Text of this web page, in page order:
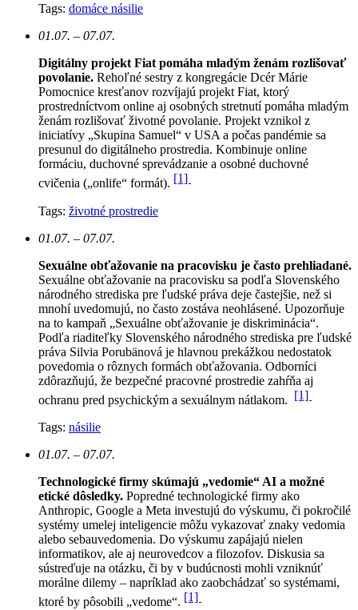
Tags: domáce násilie
01.07. – 07.07.
Digitálny projekt Fiat pomáha mladým ženám rozlišovať
povolanie. Rehoľné sestry z kongregácie Dcér Márie
Pomocnice kresťanov rozvíjajú projekt Fiat, ktorý
prostredníctvom online aj osobných stretnutí pomáha mladým
ženám rozlišovať životné povolanie. Projekt vznikol z
iniciatívy „Skupina Samuel“ v USA a počas pandémie sa
presunul do digitálneho prostredia. Kombinuje online
formáciu, duchovné sprevádzanie a osobné duchovné
cvičenia („onlife“ formát). [1]
Tags: životné prostredie
01.07. – 07.07.
Sexuálne obťažovanie na pracovisku je často prehliadané.
Sexuálne obťažovanie na pracovisku sa podľa Slovenského
národného strediska pre ľudské práva deje častejšie, než si
mnohí uvedomujú, no často zostáva neohlásené. Upozorňuje
na to kampaň „Sexuálne obťažovanie je diskriminácia“.
Podľa riaditeľky Slovenského národného strediska pre ľudské
práva Silvia Porubänová je hlavnou prekážkou nedostatok
povedomia o rôznych formách obťažovania. Odborníci
zdôrazňujú, že bezpečné pracovné prostredie zahŕňa aj
ochranu pred psychickým a sexuálnym nátlakom. [1]
Tags: násilie
01.07. – 07.07.
Technologické firmy skúmajú „vedomie“ AI a možné
etické dôsledky. Popredné technologické firmy ako
Anthropic, Google a Meta investujú do výskumu, či pokročilé
systémy umelej inteligencie môžu vykazovať znaky vedomia
alebo sebauvedomenia. Do výskumu zapájajú nielen
informatikov, ale aj neurovedcov a filozofov. Diskusia sa
sústreďuje na otázku, či by v budúcnosti mohli vzniknúť
morálne dilemy – napríklad ako zaobchádzať so systémami,
ktoré by pôsobili „vedome“. [1]